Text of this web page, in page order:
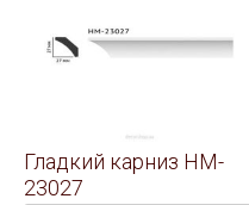
Гладкий карниз HM-
23027